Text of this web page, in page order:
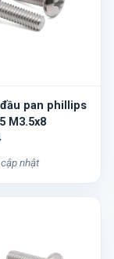
pan phillips
M3.5x8
nhật